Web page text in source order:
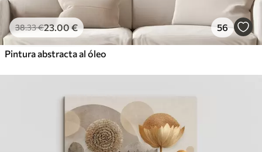
38.33€23.00€ 56
Pintura abstracta al óleo